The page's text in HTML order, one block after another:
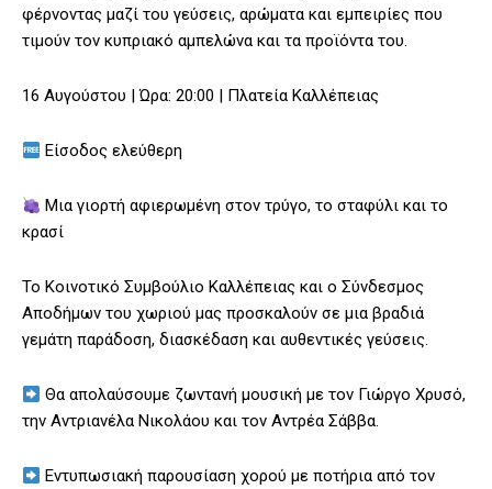
φέρνοντας μαζί του γεύσεις, αρώματα και εμπειρίες που
τιμούν τον κυπριακό αμπελώνα και τα προϊόντα του.
16 Αυγούστου | Ώρα: 20:00 | Πλατεία Καλλέπειας
Είσοδος ελεύθερη
Μια γιορτή αφιερωμένη στον τρύγο, το σταφύλι και το
κρασί
Το Κοινοτικό Συμβούλιο Καλλέπειας και ο Σύνδεσμος
Αποδήμων του χωριού μας προσκαλούν σε μια βραδιά
γεμάτη παράδοση, διασκέδαση και αυθεντικές γεύσεις.
Θα απολαύσουμε ζωντανή μουσική με τον Γιώργο Χρυσό,
την Αντριανέλα Νικολάου και τον Αντρέα Σάββα.
Εντυπωσιακή παρουσίαση χορού με ποτήρια από τον